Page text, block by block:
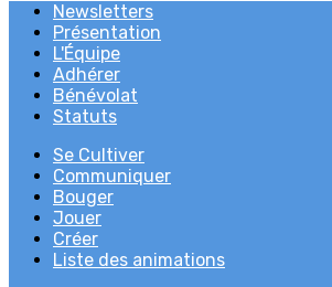
Newsletters
Présentation
L'Équipe
Adhérer
Bénévolat
Statuts
Se Cultiver
Communiquer
Bouger
Jouer
Créer
Liste des animations